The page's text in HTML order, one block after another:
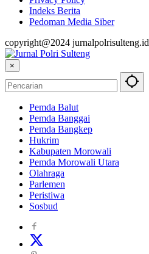
Indeks Berita
Pedoman Media Siber
copyright@2024 jurnalpolrisulteng.id
×
Pemda Balut
Pemda Banggai
Pemda Bangkep
Hukrim
Kabupaten Morowali
Pemda Morowali Utara
Olahraga
Parlemen
Peristiwa
Sosbud